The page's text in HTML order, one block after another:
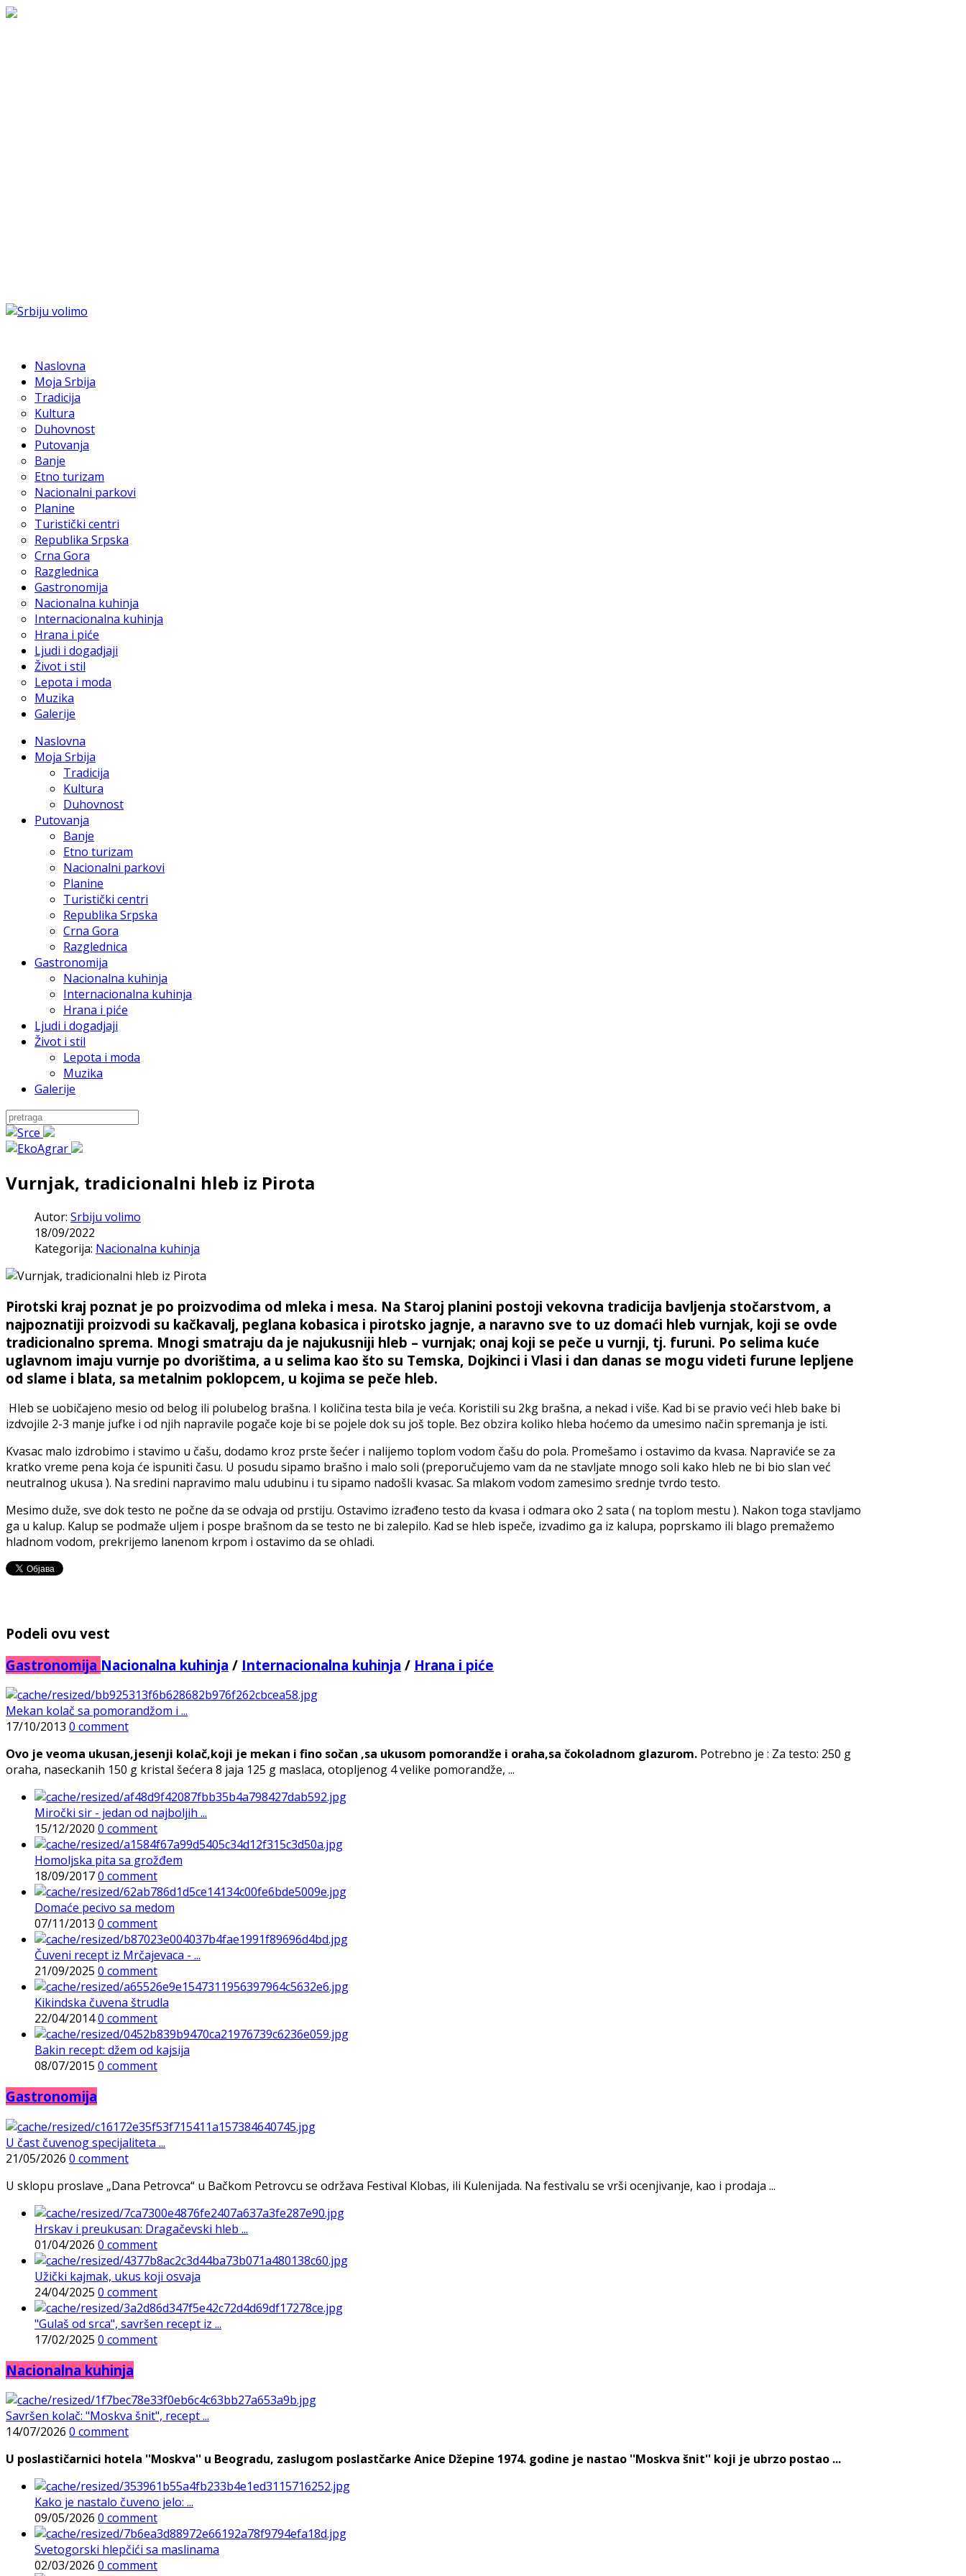
Naslovna
Moja Srbija
Tradicija
Kultura
Duhovnost
Putovanja
Banje
Etno turizam
Nacionalni parkovi
Planine
Turistički centri
Republika Srpska
Crna Gora
Razglednica
Gastronomija
Nacionalna kuhinja
Internacionalna kuhinja
Hrana i piće
Ljudi i dogadjaji
Život i stil
Lepota i moda
Muzika
Galerije
Naslovna
Moja Srbija
Tradicija
Kultura
Duhovnost
Putovanja
Banje
Etno turizam
Nacionalni parkovi
Planine
Turistički centri
Republika Srpska
Crna Gora
Razglednica
Gastronomija
Nacionalna kuhinja
Internacionalna kuhinja
Hrana i piće
Ljudi i dogadjaji
Život i stil
Lepota i moda
Muzika
Galerije
Vurnjak, tradicionalni hleb iz Pirota
Autor: Srbiju volimo
18/09/2022
Kategorija: Nacionalna kuhinja
Pirotski kraj poznat je po proizvodima od mleka i mesa. Na Staroj planini postoji vekovna tradicija bavljenja stočarstvom, a
najpoznatiji proizvodi su kačkavalj, peglana kobasica i pirotsko jagnje, a naravno sve to uz domaći hleb vurnjak, koji se ovde
tradicionalno sprema. Mnogi smatraju da je najukusniji hleb – vurnjak; onaj koji se peče u vurnji, tj. furuni. Po selima kuće
uglavnom imaju vurnje po dvorištima, a u selima kao što su Temska, Dojkinci i Vlasi i dan danas se mogu videti furune lepljene
od slame i blata, sa metalnim poklopcem, u kojima se peče hleb.
Hleb se uobičajeno mesio od belog ili polubelog brašna. I količina testa bila je veća. Koristili su 2kg brašna, a nekad i više. Kad bi se pravio veći hleb bake bi
izdvojile 2-3 manje jufke i od njih napravile pogače koje bi se pojele dok su još tople. Bez obzira koliko hleba hoćemo da umesimo način spremanja je isti.
Kvasac malo izdrobimo i stavimo u čašu, dodamo kroz prste šećer i nalijemo toplom vodom čašu do pola. Promešamo i ostavimo da kvasa. Napraviće se za
kratko vreme pena koja će ispuniti času. U posudu sipamo brašno i malo soli (preporučujemo vam da ne stavljate mnogo soli kako hleb ne bi bio slan već
neutralnog ukusa ). Na sredini napravimo malu udubinu i tu sipamo nadošli kvasac. Sa mlakom vodom zamesimo srednje tvrdo testo.
Mesimo duže, sve dok testo ne počne da se odvaja od prstiju. Ostavimo izrađeno testo da kvasa i odmara oko 2 sata ( na toplom mestu ). Nakon toga stavljamo
ga u kalup. Kalup se podmaže uljem i pospe brašnom da se testo ne bi zalepilo. Kad se hleb ispeče, izvadimo ga iz kalupa, poprskamo ili blago premažemo
hladnom vodom, prekrijemo lanenom krpom i ostavimo da se ohladi.
Podeli ovu vest
Gastronomija Nacionalna kuhinja / Internacionalna kuhinja / Hrana i piće
Mekan kolač sa pomorandžom i ...
17/10/2013 0 comment
Ovo je veoma ukusan,jesenji kolač,koji je mekan i fino sočan ,sa ukusom pomorandže i oraha,sa čokoladnom glazurom. Potrebno je : Za testo: 250 g
oraha, naseckanih 150 g kristal šećera 8 jaja 125 g maslaca, otopljenog 4 velike pomorandže, ...
Miročki sir - jedan od najboljih ...
15/12/2020 0 comment
Homoljska pita sa grožđem
18/09/20170 comment
Domaće pecivo sa medom
07/11/2013 0 comment
Čuveni recept iz Mrčajevaca - ...
21/09/2025 0 comment
Kikindska čuvena štrudla
22/04/20140 comment
Bakin recept: džem od kajsija
08/07/2015 0 comment
Gastronomija
U čast čuvenog specijaliteta ...
21/05/2026 0 comment
U sklopu proslave „Dana Petrovca“ u Bačkom Petrovcu se održava Festival Klobas, ili Kulenijada. Na festivalu se vrši ocenjivanje, kao i prodaja ...
Hrskav i preukusan: Dragačevski hleb ...
01/04/2026 0 comment
Užički kajmak, ukus koji osvaja
24/04/2025 0 comment
"Gulaš od srca", savršen recept iz ...
17/02/2025 0 comment
Nacionalna kuhinja
Savršen kolač: "Moskva šnit", recept ...
14/07/2026 0 comment
U poslastičarnici hotela ''Moskva'' u Beogradu, zaslugom poslastčarke Anice Džepine 1974. godine je nastao ''Moskva šnit'' koji je ubrzo postao ...
Kako je nastalo čuveno jelo: ...
09/05/2026 0 comment
Svetogorski hlepčići sa maslinama
02/03/2026 0 comment